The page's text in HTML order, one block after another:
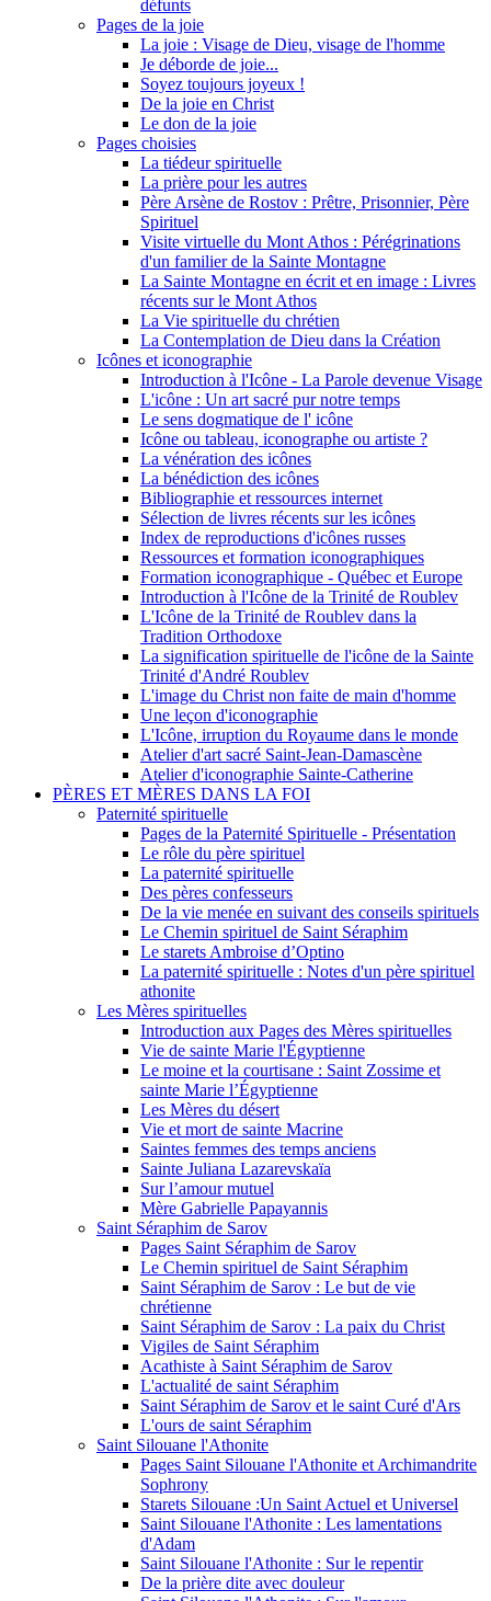
défunts
Pages de la joie
La joie : Visage de Dieu, visage de l'homme
Je déborde de joie...
Soyez toujours joyeux !
De la joie en Christ
Le don de la joie
Pages choisies
La tiédeur spirituelle
La prière pour les autres
Père Arsène de Rostov : Prêtre, Prisonnier, Père
Spirituel
Visite virtuelle du Mont Athos : Pérégrinations
d'un familier de la Sainte Montagne
La Sainte Montagne en écrit et en image : Livres
récents sur le Mont Athos
La Vie spirituelle du chrétien
La Contemplation de Dieu dans la Création
Icônes et iconographie
Introduction à l'Icône - La Parole devenue Visage
L'icône : Un art sacré pur notre temps
Le sens dogmatique de l' icône
Icône ou tableau, iconographe ou artiste ?
La vénération des icônes
La bénédiction des icônes
Bibliographie et ressources internet
Sélection de livres récents sur les icônes
Index de reproductions d'icônes russes
Ressources et formation iconographiques
Formation iconographique - Québec et Europe
Introduction à l'Icône de la Trinité de Roublev
L'Icône de la Trinité de Roublev dans la
Tradition Orthodoxe
La signification spirituelle de l'icône de la Sainte
Trinité d'André Roublev
L'image du Christ non faite de main d'homme
Une leçon d'iconographie
L'Icône, irruption du Royaume dans le monde
Atelier d'art sacré Saint-Jean-Damascène
Atelier d'iconographie Sainte-Catherine
PÈRES ET MÈRES DANS LA FOI
Paternité spirituelle
Pages de la Paternité Spirituelle - Présentation
Le rôle du père spirituel
La paternité spirituelle
Des pères confesseurs
De la vie menée en suivant des conseils spirituels
Le Chemin spirituel de Saint Séraphim
Le starets Ambroise d’Optino
La paternité spirituelle : Notes d'un père spirituel
athonite
Les Mères spirituelles
Introduction aux Pages des Mères spirituelles
Vie de sainte Marie l'Égyptienne
Le moine et la courtisane : Saint Zossime et
sainte Marie l’Égyptienne
Les Mères du désert
Vie et mort de sainte Macrine
Saintes femmes des temps anciens
Sainte Juliana Lazarevskaïa
Sur l’amour mutuel
Mère Gabrielle Papayannis
Saint Séraphim de Sarov
Pages Saint Séraphim de Sarov
Le Chemin spirituel de Saint Séraphim
Saint Séraphim de Sarov : Le but de vie
chrétienne
Saint Séraphim de Sarov : La paix du Christ
Vigiles de Saint Séraphim
Acathiste à Saint Séraphim de Sarov
L'actualité de saint Séraphim
Saint Séraphim de Sarov et le saint Curé d'Ars
L'ours de saint Séraphim
Saint Silouane l'Athonite
Pages Saint Silouane l'Athonite et Archimandrite
Sophrony
Starets Silouane :Un Saint Actuel et Universel
Saint Silouane l'Athonite : Les lamentations
d'Adam
Saint Silouane l'Athonite : Sur le repentir
De la prière dite avec douleur